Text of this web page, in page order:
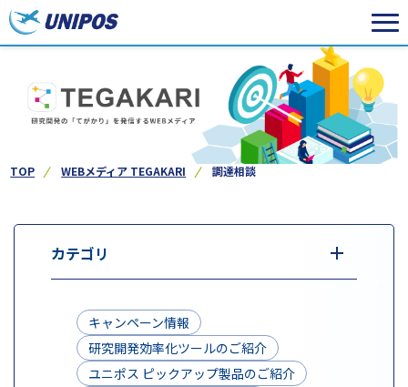
TOP WEBメディア TEGAKARI 調達相談
カテゴリ
キャンペーン情報
研究開発効率化ツールのご紹介
ユニポス ピックアップ製品のご紹介